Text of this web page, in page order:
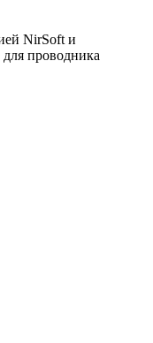
NirSoft и
проводника